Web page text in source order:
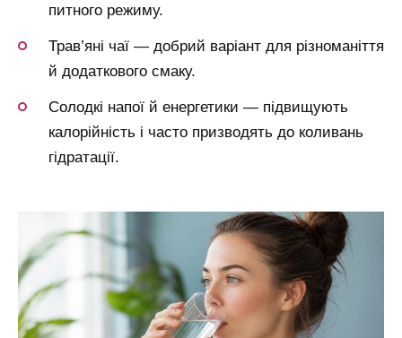
питного режиму.
Трав’яні чаї — добрий варіант для різноманіття
й додаткового смаку.
Солодкі напої й енергетики — підвищують
калорійність і часто призводять до коливань
гідратації.